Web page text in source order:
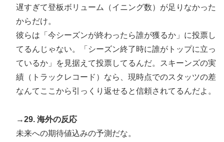
遅すぎて登板ボリューム（イニング数）が足りなかった
からだけ。
彼らは「今シーズンが終わったら誰が獲るか」に投票し
てるんじゃない。「シーズン終了時に誰がトップに立っ
ているか」を見据えて投票してるんだ。スキーンズの実
績（トラックレコード）なら、現時点でのスタッツの差
なんてここから引っくり返せると信頼されてるんだよ。
→29. 海外の反応
未来への期待値込みの予測だな。